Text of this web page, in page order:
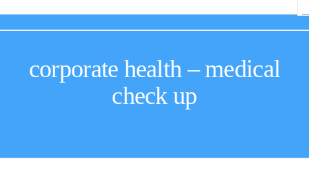
corporate health – medical
check up